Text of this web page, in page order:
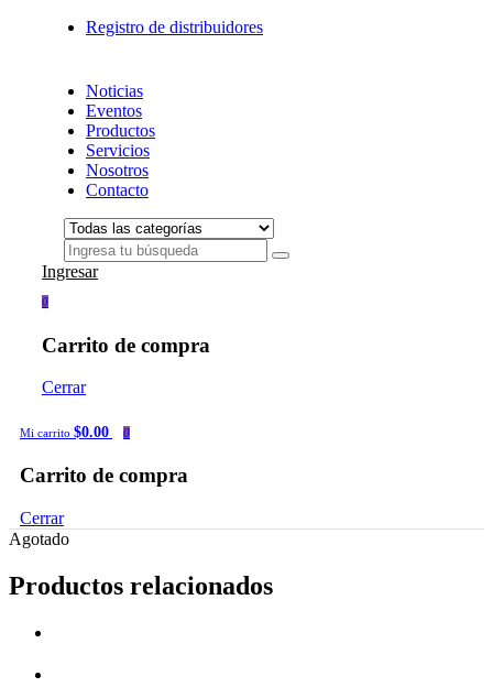
Registro de distribuidores
Noticias
Eventos
Productos
Servicios
Nosotros
Contacto
Ingresar
0
Carrito de compra
Cerrar
Mi carrito $0.00 0
Carrito de compra
Cerrar
Agotado
Productos relacionados